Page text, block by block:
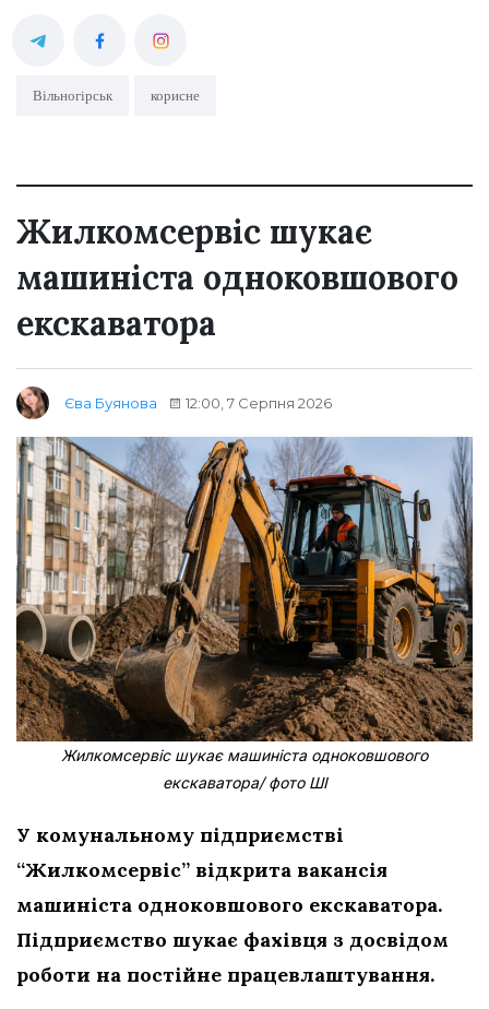
Вільногірськ корисне
Жилкомсервіс шукає
машиніста одноковшового
екскаватора
Єва Буянова 12:00, 7 Серпня 2026
Жилкомсервіс шукає машиніста одноковшового
екскаватора/ фото ШІ
У комунальному підприємстві
“Жилкомсервіс” відкрита вакансія
машиніста одноковшового екскаватора.
Підприємство шукає фахівця з досвідом
роботи на постійне працевлаштування.